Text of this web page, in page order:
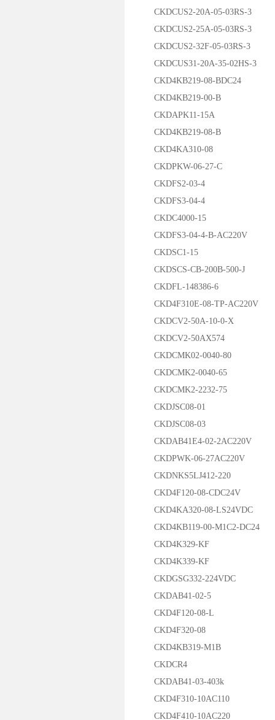
CKDCUS2-20A-05-03RS-3
CKDCUS2-25A-05-03RS-3
CKDCUS2-32F-05-03RS-3
CKDCUS31-20A-35-02HS-3
CKD4KB219-08-BDC24
CKD4KB219-00-B
CKDAPK11-15A
CKD4KB219-08-B
CKD4KA310-08
CKDPKW-06-27-C
CKDFS2-03-4
CKDFS3-04-4
CKDC4000-15
CKDFS3-04-4-B-AC220V
CKDSC1-15
CKDSCS-CB-200B-500-J
CKDFL-148386-6
CKD4F310E-08-TP-AC220V
CKDCV2-50A-10-0-X
CKDCV2-50AX574
CKDCMK02-0040-80
CKDCMK2-0040-65
CKDCMK2-2232-75
CKDJSC08-01
CKDJSC08-03
CKDAB41E4-02-2AC220V
CKDPWK-06-27AC220V
CKDNKS5LJ412-220
CKD4F120-08-CDC24V
CKD4KA320-08-LS24VDC
CKD4KB119-00-M1C2-DC24
CKD4K329-KF
CKD4K339-KF
CKDGSG332-224VDC
CKDAB41-02-5
CKD4F120-08-L
CKD4F320-08
CKD4KB319-M1B
CKDCR4
CKDAB41-03-403k
CKD4F310-10AC110
CKD4F410-10AC220